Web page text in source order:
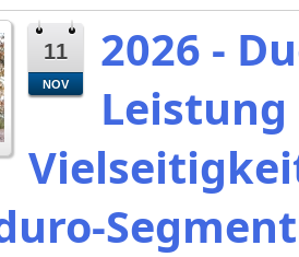
11
NOV
2026 -
Segment